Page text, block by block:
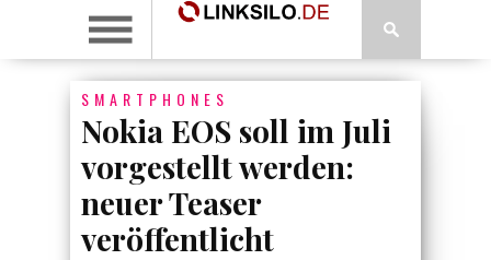
SMARTPHONES
Nokia EOS soll im Juli
vorgestellt werden:
neuer Teaser
veröffentlicht